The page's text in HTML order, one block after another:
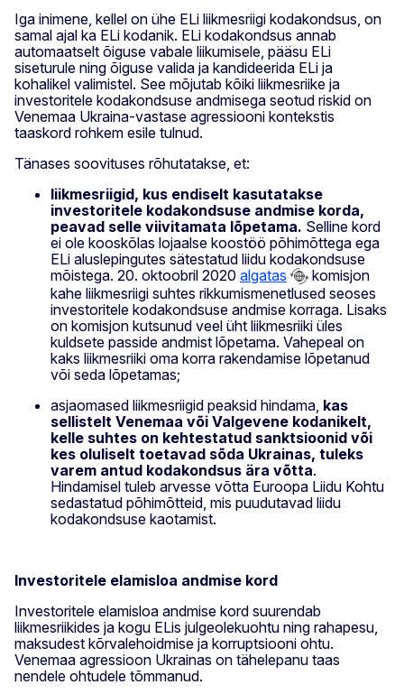
Iga inimene, kellel on ühe ELi liikmesriigi kodakondsus, on
samal ajal ka ELi kodanik. ELi kodakondsus annab
automaatselt õiguse vabale liikumisele, pääsu ELi
siseturule ning õiguse valida ja kandideerida ELi ja
kohalikel valimistel. See mõjutab kõiki liikmesriike ja
investoritele kodakondsuse andmisega seotud riskid on
Venemaa Ukraina-vastase agressiooni kontekstis
taaskord rohkem esile tulnud.
Tänases soovituses rõhutatakse, et:
liikmesriigid, kus endiselt kasutatakse
investoritele kodakondsuse andmise korda,
peavad selle viivitamata lõpetama. Selline kord
ei ole kooskõlas lojaalse koostöö põhimõttega ega
ELi aluslepingutes sätestatud liidu kodakondsuse
mõistega. 20. oktoobril 2020 algatas
komisjon
kahe liikmesriigi suhtes rikkumismenetlused seoses
investoritele kodakondsuse andmise korraga. Lisaks
on komisjon kutsunud veel üht liikmesriiki üles
kuldsete passide andmist lõpetama. Vahepeal on
kaks liikmesriiki oma korra rakendamise lõpetanud
või seda lõpetamas;
asjaomased liikmesriigid peaksid hindama, kas
sellistelt Venemaa või Valgevene kodanikelt,
kelle suhtes on kehtestatud sanktsioonid või
kes oluliselt toetavad sõda Ukrainas, tuleks
varem antud kodakondsus ära võtta.
Hindamisel tuleb arvesse võtta Euroopa Liidu Kohtu
sedastatud põhimõtteid, mis puudutavad liidu
kodakondsuse kaotamist.
Investoritele elamisloa andmise kord
Investoritele elamisloa andmise kord suurendab
liikmesriikides ja kogu ELis julgeolekuohtu ning rahapesu,
maksudest kõrvalehoidmise ja korruptsiooni ohtu.
Venemaa agressioon Ukrainas on tähelepanu taas
nendele ohtudele tõmmanud.